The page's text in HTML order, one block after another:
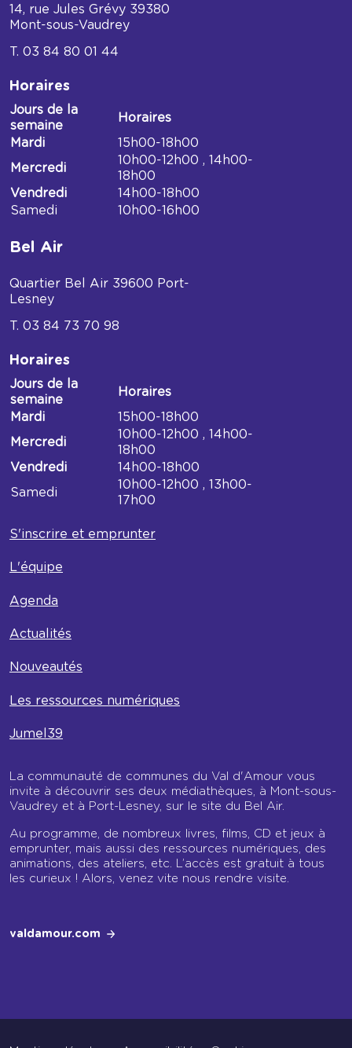
14, rue Jules Grévy 39380
Mont-sous-Vaudrey
03 84 80 01 44
Horaires
Horaires
de
Mont-
sous-
Jours de la
semaine
Horaires
Mardi
15h00-18h00
Mercredi
10h00-12h00 , 14h00-
18h00
Vendredi
14h00-18h00
Samedi
10h00-16h00
Bel Air
Quartier Bel Air 39600 Port-
Lesney
03 84 73 70 98
Horaires
Horaires
du
Bel
Jours de la
semaine
Horaires
Mardi
15h00-18h00
Mercredi
10h00-12h00 , 14h00-
18h00
Vendredi
14h00-18h00
Samedi
10h00-12h00 , 13h00-
17h00
S'inscrire et emprunter
L'équipe
Agenda
Actualités
Nouveautés
Les ressources numériques
Jumel39
La communauté de communes du Val d'Amour vous
invite à découvrir ses deux médiathèques, à Mont-sous-
Vaudrey et à Port-Lesney, sur le site du Bel Air.
Au programme, de nombreux livres, films, CD et jeux à
emprunter, mais aussi des ressources numériques, des
animations, des ateliers, etc. L’accès est gratuit à tous
les curieux ! Alors, venez vite nous rendre visite.
valdamour.com